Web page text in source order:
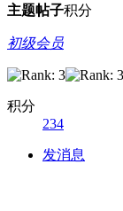
主题帖子积分
初级会员
积分
234
发消息